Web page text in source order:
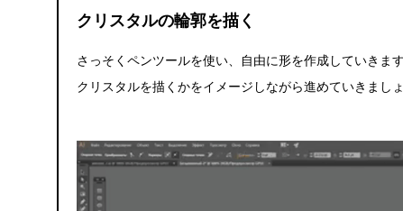
クリスタルの輪郭を描く
さっそくペンツールを使い、自由に形を作成していきま
クリスタルを描くかをイメージしながら進めていきましょ